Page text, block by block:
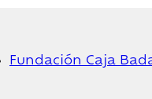
Fundación Caja